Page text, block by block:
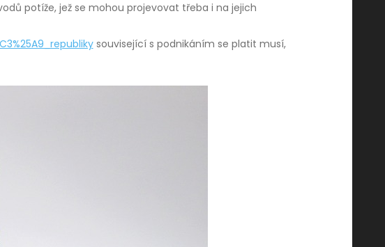
potíže, jež se mohou projevovat třeba i na jejich
související s podnikáním se platit musí,